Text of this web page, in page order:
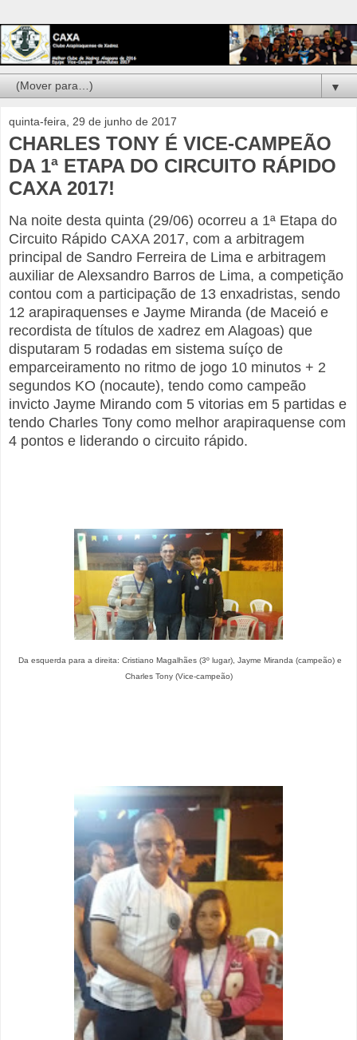
▼
quinta-feira, 29 de junho de 2017
CHARLES TONY É VICE-CAMPEÃO
DA 1ª ETAPA DO CIRCUITO RÁPIDO
CAXA 2017!
Na noite desta quinta (29/06) ocorreu a 1ª Etapa do
Circuito Rápido CAXA 2017, com a arbitragem
principal de Sandro Ferreira de Lima e arbitragem
auxiliar de Alexsandro Barros de Lima, a competição
contou com a participação de 13 enxadristas, sendo
12 arapiraquenses e Jayme Miranda (de Maceió e
recordista de títulos de xadrez em Alagoas) que
disputaram 5 rodadas em sistema suíço de
emparceiramento no ritmo de jogo 10 minutos + 2
segundos KO (nocaute), tendo como campeão
invicto Jayme Mirando com 5 vitorias em 5 partidas e
tendo Charles Tony como melhor arapiraquense com
4 pontos e liderando o circuito rápido.
Da esquerda para a direita: Cristiano Magalhães (3º lugar), Jayme Miranda (campeão) e
Charles Tony (Vice-campeão)